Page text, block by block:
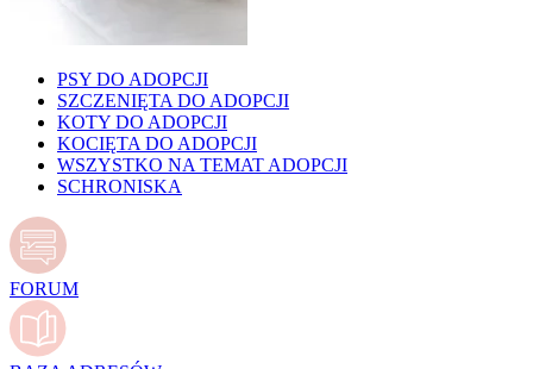
PSY DO ADOPCJI
SZCZENIĘTA DO ADOPCJI
KOTY DO ADOPCJI
KOCIĘTA DO ADOPCJI
WSZYSTKO NA TEMAT ADOPCJI
SCHRONISKA
FORUM